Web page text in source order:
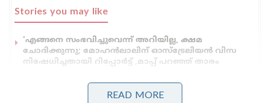
Stories you may like
‘എങ്ങനെ സംഭവിച്ചുവെന്ന് അറിയില്ല, ക്ഷമ
ചോദിക്കുന്നു; മോഹൻലാലിന് ഓസ്ട്രേലിയൻ വിസ
നിഷേധിച്ചതായി റിപ്പോർട്ട് ,മാപ്പ് പറഞ്ഞ് താരം
വധിക്കാൻ പദ്ധതിയിട്ടു;ലക്ഷ്യമിട്ടത് ചാവേറാക്രമണം
READ MORE